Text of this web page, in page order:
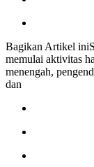
Bagikan Artikel
memulai aktivitas
menengah,
dan